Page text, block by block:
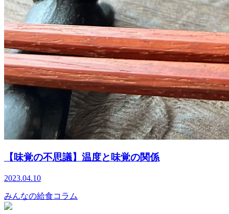
【味覚の不思議】温度と味覚の関係
2023.04.10
みんなの給食コラム